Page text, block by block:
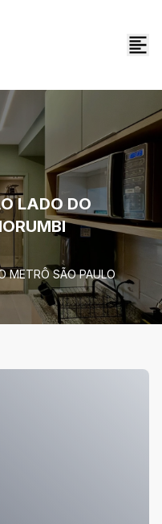
LADO DO
METRÔ SÃO PAULO